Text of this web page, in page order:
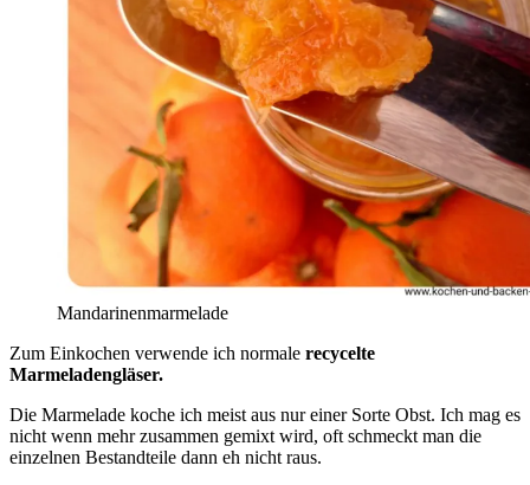
Mandarinenmarmelade
Zum Einkochen verwende ich normale recycelte
Marmeladengläser.
Die Marmelade koche ich meist aus nur einer Sorte Obst. Ich mag es
nicht wenn mehr zusammen gemixt wird, oft schmeckt man die
einzelnen Bestandteile dann eh nicht raus.